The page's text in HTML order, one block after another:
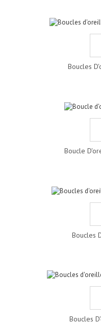
Boucles
Boucle
Boucles
Boucles